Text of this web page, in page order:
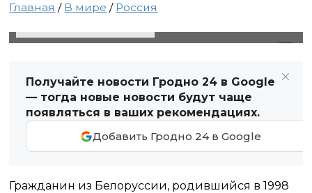
Главная / В мире / Россия
Получайте новости Гродно 24 в Google
— тогда новые новости будут чаще
появляться в ваших рекомендациях.
Добавить Гродно 24 в Google
Гражданин из Белоруссии, родившийся в 1998